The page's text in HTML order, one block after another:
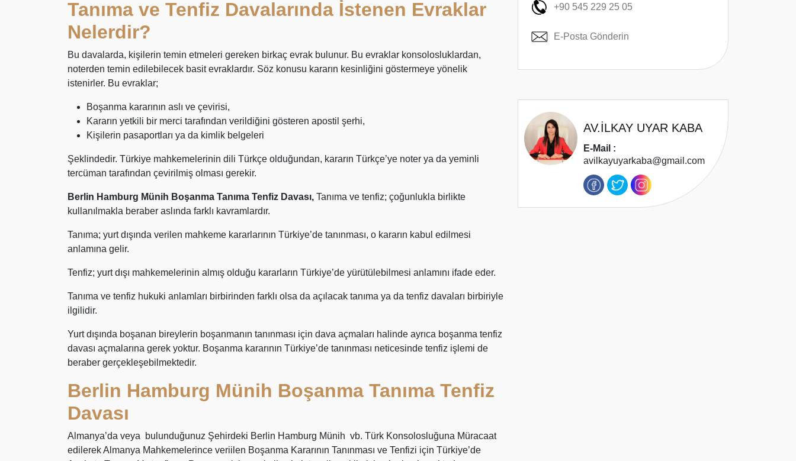
Tanıma ve Tenfiz Davalarında İstenen Evraklar
Nelerdir?
Bu davalarda, kişilerin temin etmeleri gereken birkaç evrak bulunur. Bu evraklar konsolosluklardan,
noterden temin edilebilecek basit evraklardır. Söz konusu kararın kesinliğini göstermeye yönelik
istenirler. Bu evraklar;
Boşanma kararının aslı ve çevirisi,
Kararın yetkili bir merci tarafından verildiğini gösteren apostil şerhi,
Kişilerin pasaportları ya da kimlik belgeleri
Şeklindedir. Türkiye mahkemelerinin dili Türkçe olduğundan, kararın Türkçe’ye noter ya da yeminli
tercüman tarafından çevirilmiş olması gerekir.
Berlin Hamburg Münih Boşanma Tanıma Tenfiz Davası, Tanıma ve tenfiz; çoğunlukla birlikte
kullanılmakla beraber aslında farklı kavramlardır.
Tanıma; yurt dışında verilen mahkeme kararlarının Türkiye’de tanınması, o kararın kabul edilmesi
anlamına gelir.
Tenfiz; yurt dışı mahkemelerinin almış olduğu kararların Türkiye’de yürütülebilmesi anlamını ifade eder.
Tanıma ve tenfiz hukuki anlamları birbirinden farklı olsa da açılacak tanıma ya da tenfiz davaları birbiriyle
ilgilidir.
Yurt dışında boşanan bireylerin boşanmanın tanınması için dava açmaları halinde ayrıca boşanma tenfiz
davası açmalarına gerek yoktur. Boşanma kararının Türkiye’de tanınması neticesinde tenfiz işlemi de
beraber gerçekleşebilmektedir.
Berlin Hamburg Münih Boşanma Tanıma Tenfiz
Davası
Almanya’da veya bulunduğunuz Şehirdeki Berlin Hamburg Münih vb. Türk Konsolosluğuna Müracaat
edilerek Almanya Mahkemelerince veriilen Boşanma Kararının Tanınması ve Tenfizi için Türkiye’de
+90 545 229 25 05
E-Posta Gönderin
AV.İLKAY UYAR KABA
E-Mail :
avilkayuyarkaba@gmail.com